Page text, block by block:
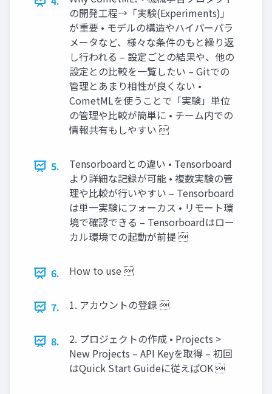
の開発工程→「実験(Experiments)」
が重要 • モデルの構造やハイパーパラ
メータなど、様々な条件のもと繰り返
し行われる – 設定ごとの結果や、他の
設定との比較を一覧したい – Gitでの
管理とあまり相性が良くない •
CometMLを使うことで「実験」単位
の管理や比較が簡単に • チーム内での
情報共有もしやすい 
5.
Tensorboardとの違い • Tensorboard
より詳細な記録が可能 • 複数実験の管
理や比較が行いやすい – Tensorboard
は単一実験にフォーカス • リモート環
境で確認できる – Tensorboardはロー
カル環境での起動が前提 
6. How to use 
7. 1. アカウントの登録 
8.
2. プロジェクトの作成 • Projects >
New Projects – API Keyを取得 – 初回
はQuick Start Guideに従えばOK 